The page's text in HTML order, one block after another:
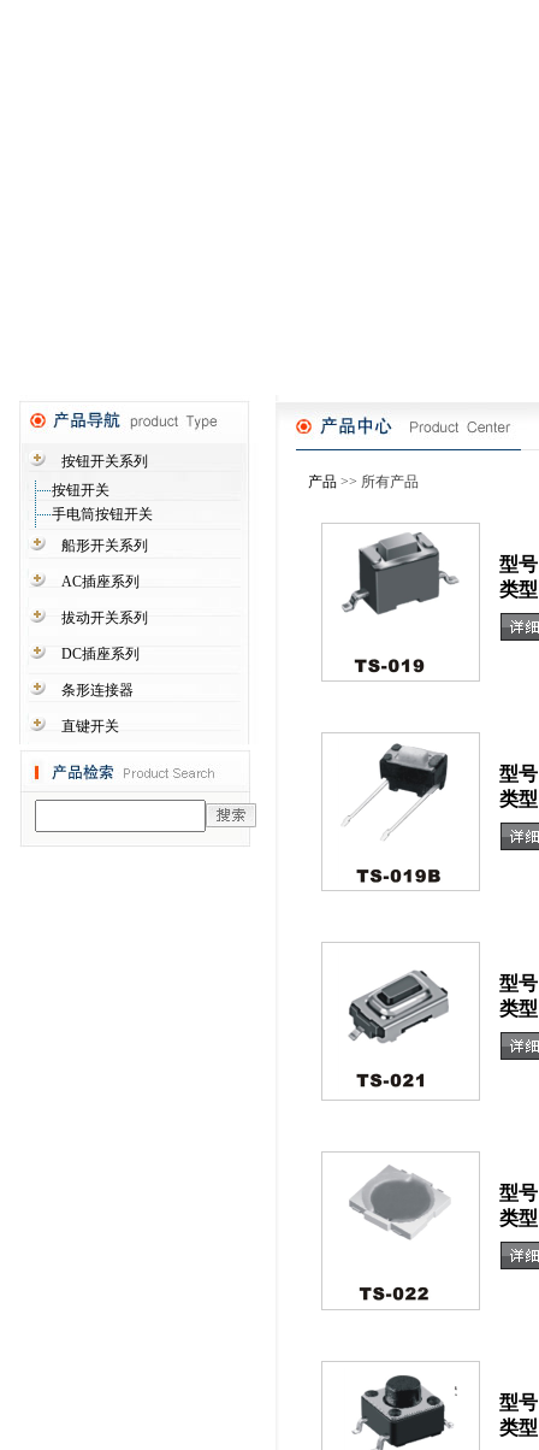
按钮开关系列
按钮开关
手电筒按钮开关
船形开关系列
AC插座系列
拔动开关系列
DC插座系列
条形连接器
直键开关
产品>> 所有产品
型
类
型
类
型
类
型
类
型
类